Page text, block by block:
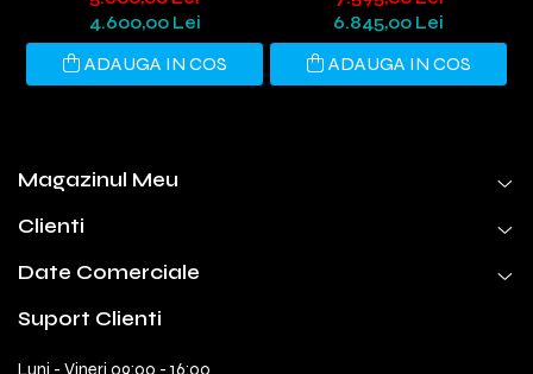
RTX 3050 6GB, WIFI 6,
WINDOWS 11 HOME
4.600,00 Lei
ADAUGA IN COS
PLACĂ VIDEO RTX 5060 TI
8GB GDDR6, WI-FI 6,
WINDOWS 11
6.845,00 Lei
ADAUGA IN COS
Magazinul Meu
Clienti
Date Comerciale
Suport Clienti
Luni - Vineri 09:00 - 16:00